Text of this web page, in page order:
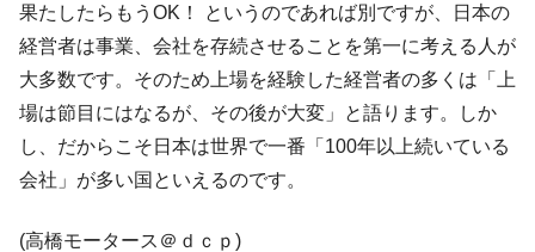
果たしたらもうOK！ というのであれば別ですが、日本の
経営者は事業、会社を存続させることを第一に考える人が
大多数です。そのため上場を経験した経営者の多くは「上
場は節目にはなるが、その後が大変」と語ります。しか
し、だからこそ日本は世界で一番「100年以上続いている
会社」が多い国といえるのです。
(高橋モータース＠ｄｃｐ)